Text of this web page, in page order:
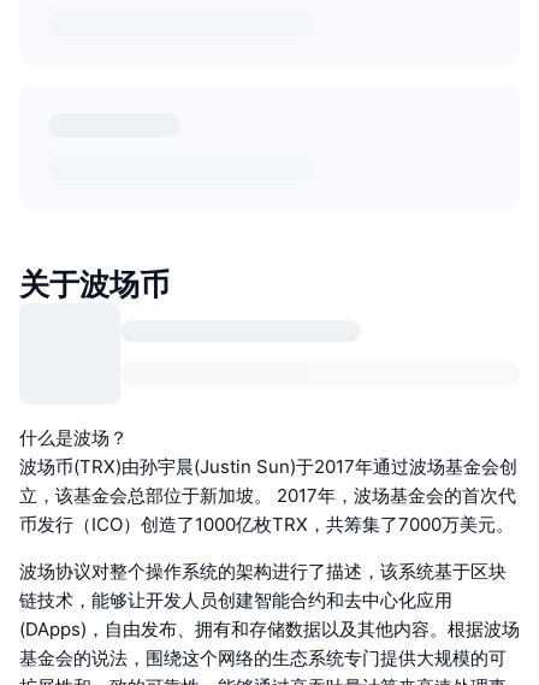
关于波场币
什么是波场？
波场币(TRX)由孙宇晨(Justin Sun)于2017年通过波场基金会创
立，该基金会总部位于新加坡。 2017年，波场基金会的首次代
币发行（ICO）创造了1000亿枚TRX，共筹集了7000万美元。
波场协议对整个操作系统的架构进行了描述，该系统基于区块
链技术，能够让开发人员创建智能合约和去中心化应用
(DApps)，自由发布、拥有和存储数据以及其他内容。根据波场
基金会的说法，围绕这个网络的生态系统专门提供大规模的可